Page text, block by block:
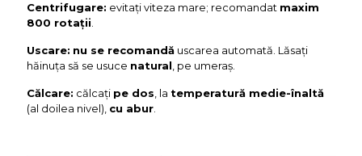
Centrifugare: evitați viteza mare; recomandat maxim
800 rotații
Uscare: nu se recomandă uscarea automată. Lăsați
hăinuța să se usuce natural , pe umeraș.
Călcare: călcați pe dos , la temperatură medie-înaltă
(al doilea nivel), cu abur